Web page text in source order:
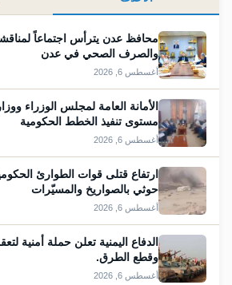
محافظ عدن يترأس اجتماعاً
والصرف الصحي في عدن
أغسطس 6, 2026
الأمانة العامة لمجلس الوزراء
مستوى تنفيذ الخطط الحكومية
أغسطس 6, 2026
حوثي بالصواريخ والمسيّرات
أغسطس 6, 2026
الدفاع اليمنية تعلن حملة أمنية
وقطع الطرق.
أغسطس 6, 2026